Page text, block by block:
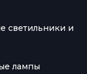
светильники и
лампы